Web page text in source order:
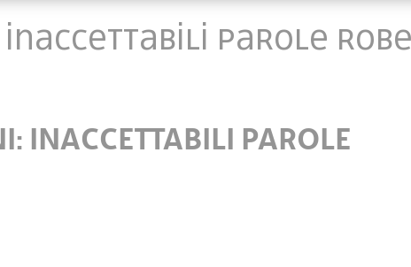
PAROLE
INACCETTABILI PAROLE